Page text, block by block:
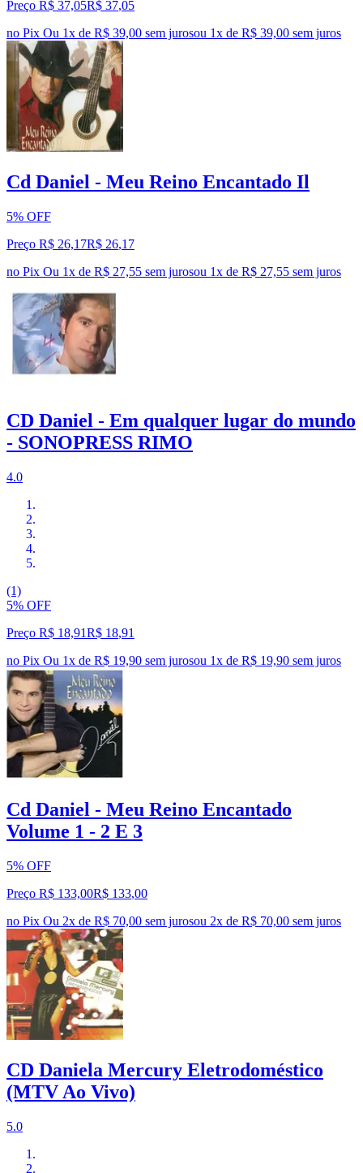
Preço R$ 37,05R$ 37,05
no Pix Ou 1x de R$ 39,00 sem jurosou 1x de R$ 39,00 sem juros
Cd Daniel - Meu Reino Encantado Il
5% OFF
Preço R$ 26,17R$ 26,17
no Pix Ou 1x de R$ 27,55 sem jurosou 1x de R$ 27,55 sem juros
CD Daniel - Em qualquer lugar do mundo
- SONOPRESS RIMO
4.0
(1)
5% OFF
Preço R$ 18,91R$ 18,91
no Pix Ou 1x de R$ 19,90 sem jurosou 1x de R$ 19,90 sem juros
Cd Daniel - Meu Reino Encantado
Volume 1 - 2 E 3
5% OFF
Preço R$ 133,00R$ 133,00
no Pix Ou 2x de R$ 70,00 sem jurosou 2x de R$ 70,00 sem juros
CD Daniela Mercury Eletrodoméstico
(MTV Ao Vivo)
5.0